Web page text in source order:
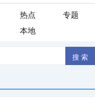
热点
专题
本地